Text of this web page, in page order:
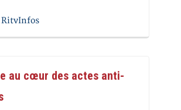
RitvInfos
au cœur des actes anti-